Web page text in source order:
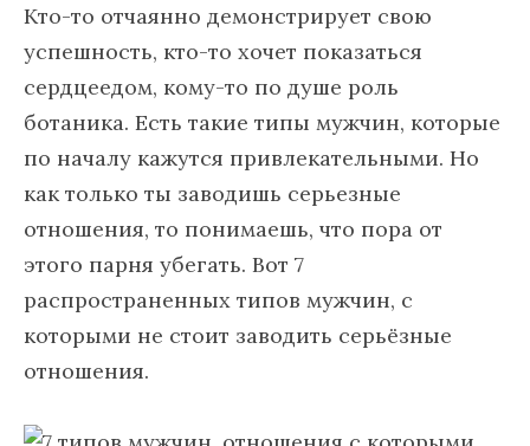
Кто-то отчаянно демонстрирует свою
успешность, кто-то хочет показаться
сердцеедом, кому-то по душе роль
ботаника. Есть такие типы мужчин, которые
по началу кажутся привлекательными. Но
как только ты заводишь серьезные
отношения, то понимаешь, что пора от
этого парня убегать. Вот 7
распространенных типов мужчин, с
которыми не стоит заводить серьёзные
отношения.